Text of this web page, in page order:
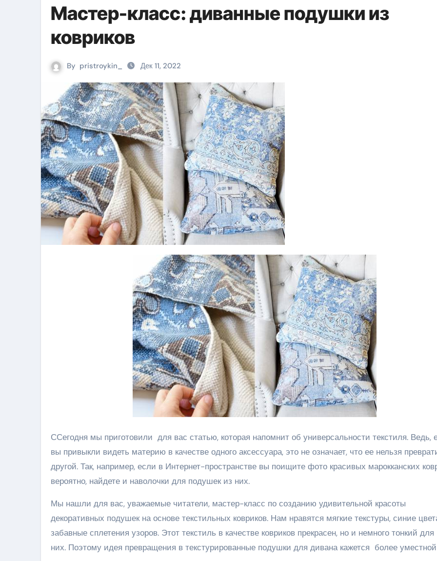
Мастер-класс: диванные подушки из
ковриков
By pristroykin_ Дек 11, 2022
ССегодня мы приготовили для вас статью, которая напомнит об универсальности текстиля. Ведь,
вы привыкли видеть материю в качестве одного аксессуара, это не означает, что ее нельзя
другой. Так, например, если в Интернет-пространстве вы поищите фото красивых марокканских
вероятно, найдете и наволочки для подушек из них.
Мы нашли для вас, уважаемые читатели, мастер-класс по созданию удивительной красоты
декоративных подушек на основе текстильных ковриков. Нам нравятся мягкие текстуры, синие
забавные сплетения узоров. Этот текстиль в качестве ковриков прекрасен, но и немного тонкий для
них. Поэтому идея превращения в текстурированные подушки для дивана кажется более уместной